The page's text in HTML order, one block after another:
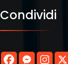
Condividi